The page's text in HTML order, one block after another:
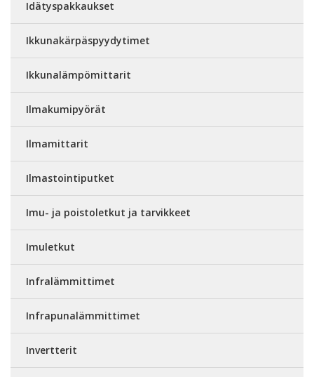
Idätyspakkaukset
Ikkunakärpäspyydytimet
Ikkunalämpömittarit
Ilmakumipyörät
Ilmamittarit
Ilmastointiputket
Imu- ja poistoletkut ja tarvikkeet
Imuletkut
Infralämmittimet
Infrapunalämmittimet
Invertterit